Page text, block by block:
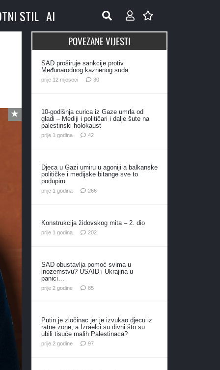
STIL AI
POVEZANE VIJESTI
SAD proširuje sankcije protiv
Međunarodnog kaznenog suda
prije 12 mjeseci 30komentara
10-godišnja curica iz Gaze umrla od
gladi – Mediji i političari i dalje šute na
palestinski holokaust
prije 1 godina 42komentara
Djeca u Gazi umiru u agoniji a balkanske
političke i medijske bitange sve to
podupiru
prije 1 godina 266komentara
Konstrukcija židovskog mita – 2. dio
prije 1 godina 202komentara
SAD obustavlja pomoć svima u
inozemstvu? USAID i Ukrajina u
panici…
prije 2 godine 85komentara
Putin je zločinac jer je izvukao djecu iz
ratne zone, a Izraelci su divni što su
ubili tisuće malih Palestinaca?
prije 2 godine 97komentara